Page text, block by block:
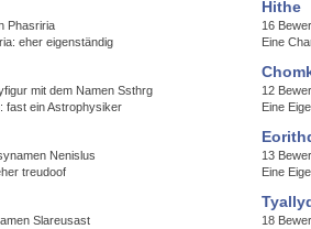
Phasriria
eher eigenständig
Hithe
16
Eine
mit dem Namen Ssthrg
fast ein Astrophysiker
12
Eine
Nenislus
treudoof
13
Eine
Slareusast
18